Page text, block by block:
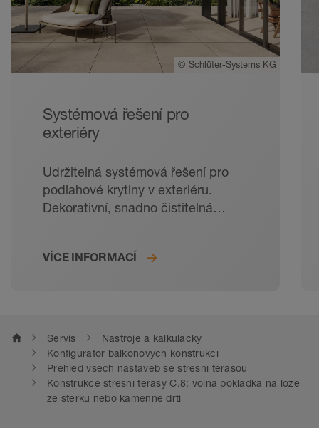
© Schlüter-Systems KG
Systémová řešení pro
exteriéry
Udržitelná systémová řešení pro
podlahové krytiny v exteriéru.
Dekorativní, snadno čistitelná
a terasy. Díky promyšlené skladbě
kročejové izolace přes ukončovací
profily až po odvodňovací žlaby –
u našich systémových řešení na
balkóny a terasy pasuje úplně
všechno. Pro novostavby
VÍCE INFORMACÍ
home Servis
Nástroje a kalkulačky
Konfigurátor balkonových konstrukcí
Přehled všech nástaveb se střešní terasou
Konstrukce střešní terasy C.8: volná pokládka na lože
ze štěrku nebo kamenné drti